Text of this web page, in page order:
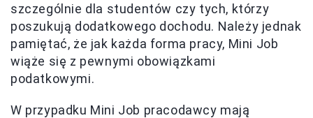
szczególnie dla studentów czy tych, którzy
poszukują dodatkowego dochodu. Należy jednak
pamiętać, że jak każda forma pracy, Mini Job
wiąże się z pewnymi obowiązkami
podatkowymi.
W przypadku Mini Job pracodawcy mają